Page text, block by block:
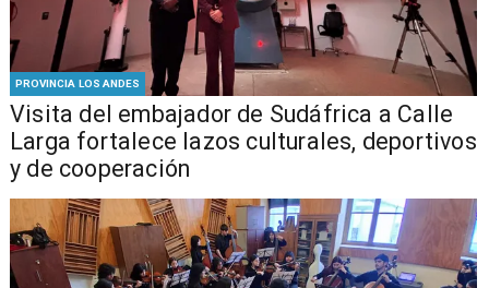
PROVINCIA LOS ANDES
​Visita del embajador de Sudáfrica a Calle
Larga fortalece lazos culturales, deportivos
y de cooperación